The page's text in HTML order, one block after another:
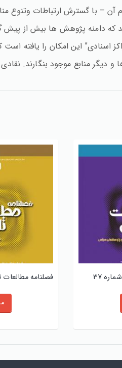
آن – با گسترش ارتباطات
که دامنه پژوهش ها بیش از
اسنادی" این امکان را یافته
و دیگر منابع موجود بنگارند.
فصلنامه مطالعات 37